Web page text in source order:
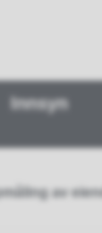
Innsyn
av